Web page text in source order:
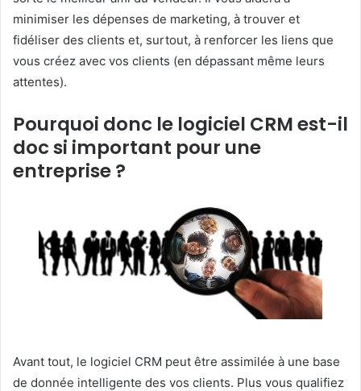
minimiser les dépenses de marketing, à trouver et
fidéliser des clients et, surtout, à renforcer les liens que
vous créez avec vos clients (en dépassant même leurs
attentes).
Pourquoi donc le logiciel CRM est-il
doc si important pour une
entreprise ?
Avant tout, le logiciel CRM peut être assimilée à une base
de donnée intelligente des vos clients. Plus vous qualifiez